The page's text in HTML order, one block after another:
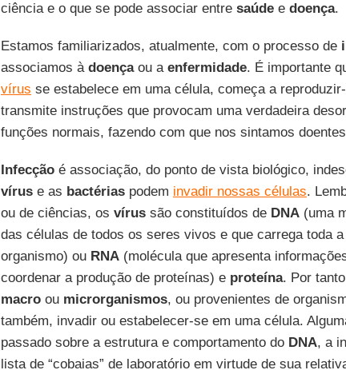
ciência e o que se pode associar entre saúdee doença.
Estamos familiarizados, atualmente, com o processo de
associamos à doençaou a enfermidade. É importante
vírus se estabelece em uma célula, começa a
transmite instruções que provocam uma verdadeira
funções normais, fazendo com que nos sintamos
Infecçãoé associação, do ponto de vista biológico,
víruse as bactériaspodem invadir nossas células.
ou de ciências, os vírussão constituídos de DNA(uma
das células de todos os seres vivos e que carrega toda
organismo) ou RNA(molécula que apresenta
coordenar a produção de proteínas) e proteína. Por
macroou microrganismos, ou provenientes de
também, invadir ou estabelecer-se em uma célula.
passado sobre a estrutura e comportamento do DNA, a
lista de “cobaias” de laboratório em virtude de sua